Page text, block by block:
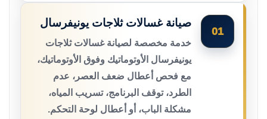
01
صيانة غسالات ثلاجات يونيفرسال
خدمة مخصصة لصيانة غسالات ثلاجات
يونيفرسال الأوتوماتيك وفوق الأوتوماتيك،
مع فحص أعطال ضعف العصر، عدم
الطرد، توقف البرنامج، تسريب المياه،
مشكلة الباب، أو أعطال لوحة التحكم.